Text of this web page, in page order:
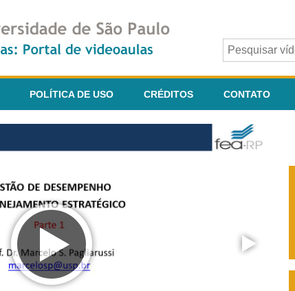
POLÍTICA DE USO CRÉDITOS CONTATO